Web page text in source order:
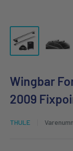
Wingbar
2009
THULE